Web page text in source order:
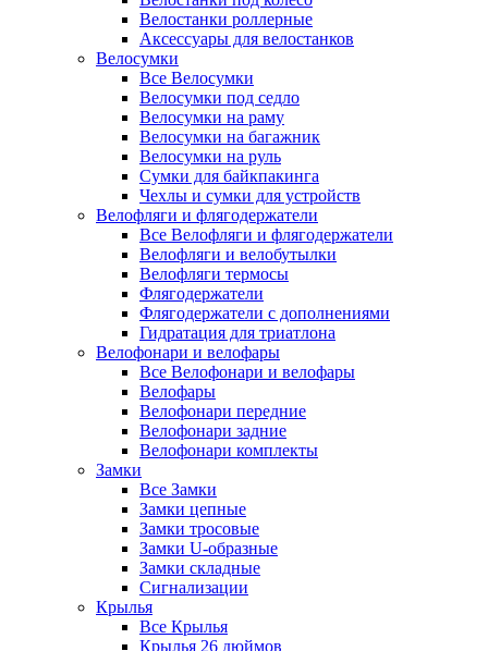
Велостанки роллерные
Аксессуары для велостанков
Велосумки
Все Велосумки
Велосумки под седло
Велосумки на раму
Велосумки на багажник
Велосумки на руль
Сумки для байкпакинга
Чехлы и сумки для устройств
Велофляги и флягодержатели
Все Велофляги и флягодержатели
Велофляги и велобутылки
Велофляги термосы
Флягодержатели
Флягодержатели с дополнениями
Гидратация для триатлона
Велофонари и велофары
Все Велофонари и велофары
Велофары
Велофонари передние
Велофонари задние
Велофонари комплекты
Замки
Все Замки
Замки цепные
Замки тросовые
Замки U-образные
Замки складные
Сигнализации
Крылья
Все Крылья
Крылья 26 дюймов